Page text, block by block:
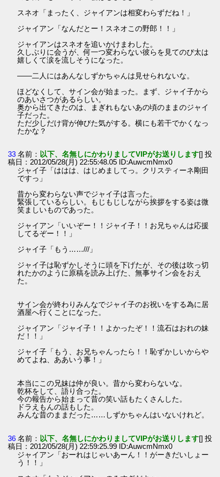
スネオ「まったく、ジャイアンは相変わらずだね！」
ジャイアン「なんだとー！スネオこの野郎！！」
ジャイアンはスネオを追いかけまわした。
久しぶりに会うが、何一つ変わらない彼らを見てのび太は
嬉しくて涙を流しそうになった。
――二人にはあんなしずかちゃんは見せられないな。
ほどなくして、サイン会が始まった。まず、ジャイ子から
のあいさつがあるらしい。
奥から出てきたのは、まぎれもないあの頃のままのジャイ
子だった。
ただ少しだけ背が伸びた気がする。横にも若干でかくなっ
たかな？
33 名前： 以下、名無しにかわりましてVIPがお送りします[] 投
稿日：2012/05/28(月) 22:55:48.05 ID:AuwcmNmx0
ジャイ子「ははは、はじめましてっ。クリスティーネ剛田
ですっ」
昔から変わらない声でジャイ子は言った。
緊張しているらしい。もじもじしながら挨拶をする姿は微
笑ましいものであった。
ジャイアン「いいぞー！！ジャイ子！！お兄ちゃんは応援
してるぞー！！」
ジャイ子「もう……///」
ジャイ子は恥ずかしそうに頭を下げたが、その後は吹っ切
れたかのように原稿を読み上げた、無事サイン会をおえ
た。
サイン会が終わりみんなでジャイ子のお祝いをする為に居
酒屋へ行くことになった。
ジャイアン「ジャイ子！！よかったぞ！！流石はおれの妹
だ！！」
ジャイ子「もう、お兄ちゃんったら！！恥ずかしいからや
めてよね、ああいう事！」
本当にこの兄妹は仲が良い。昔から変わらないな。
乾杯をして、語り合った。
今の報告から始まって昔の笑い話もたくさんした。
ドラえもんの話もした。
みんな昔のままだった……しずかちゃんはいないけれど。
36 名前： 以下、名無しにかわりましてVIPがお送りします[] 投
稿日：2012/05/28(月) 22:59:25.99 ID:AuwcmNmx0
ジャイアン「おーれはじゃいあーん！！がーきだいしょー
う！！」